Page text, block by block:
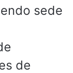
sede
de